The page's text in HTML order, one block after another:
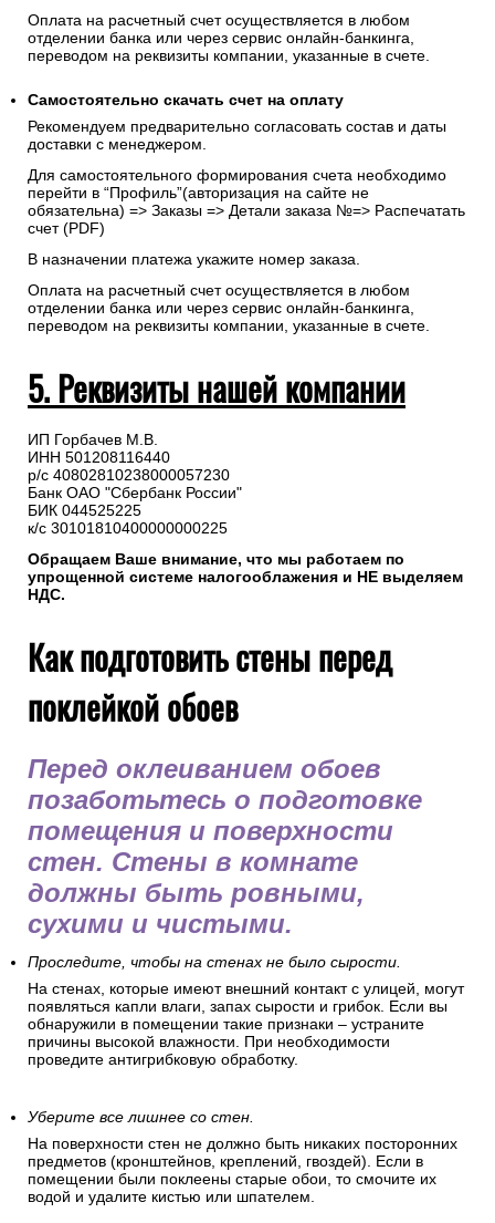
Оплата на расчетный счет осуществляется в любом
отделении банка или через сервис онлайн-банкинга,
переводом на реквизиты компании, указанные в счете.
Самостоятельно скачать счет на оплату
Рекомендуем предварительно согласовать состав и даты
доставки с менеджером.
Для самостоятельного формирования счета необходимо
перейти в “Профиль”(авторизация на сайте не
обязательна) => Заказы => Детали заказа №=> Распечатать
счет (PDF)
В назначении платежа укажите номер заказа.
Оплата на расчетный счет осуществляется в любом
отделении банка или через сервис онлайн-банкинга,
переводом на реквизиты компании, указанные в счете.
5. Реквизиты нашей компании
ИП Горбачев М.В.
ИНН 501208116440
р/с 40802810238000057230
Банк ОАО "Сбербанк России"
БИК 044525225
к/с 30101810400000000225
Обращаем Ваше внимание, что мы работаем по
упрощенной системе налогооблажения и НЕ выделяем
НДС.
Как подготовить стены перед
поклейкой обоев
Перед оклеиванием обоев
позаботьтесь о подготовке
помещения и поверхности
стен. Стены в комнате
должны быть ровными,
сухими и чистыми.
Проследите, чтобы на стенах не было сырости.
На стенах, которые имеют внешний контакт с улицей, могут
появляться капли влаги, запах сырости и грибок. Если вы
обнаружили в помещении такие признаки – устраните
причины высокой влажности. При необходимости
проведите антигрибковую обработку.
Уберите все лишнее со стен.
На поверхности стен не должно быть никаких посторонних
предметов (кронштейнов, креплений, гвоздей). Если в
помещении были поклеены старые обои, то смочите их
водой и удалите кистью или шпателем.